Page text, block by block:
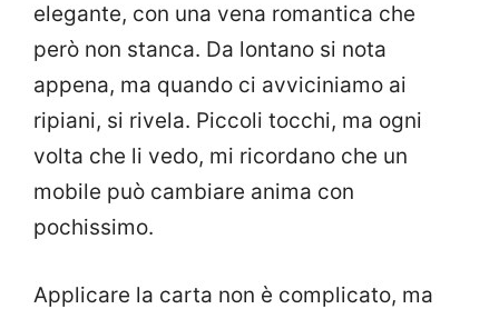
elegante, con una vena romantica che
però non stanca. Da lontano si nota
appena, ma quando ci avviciniamo ai
ripiani, si rivela. Piccoli tocchi, ma ogni
volta che li vedo, mi ricordano che un
mobile può cambiare anima con
pochissimo.
Applicare la carta non è complicato, ma